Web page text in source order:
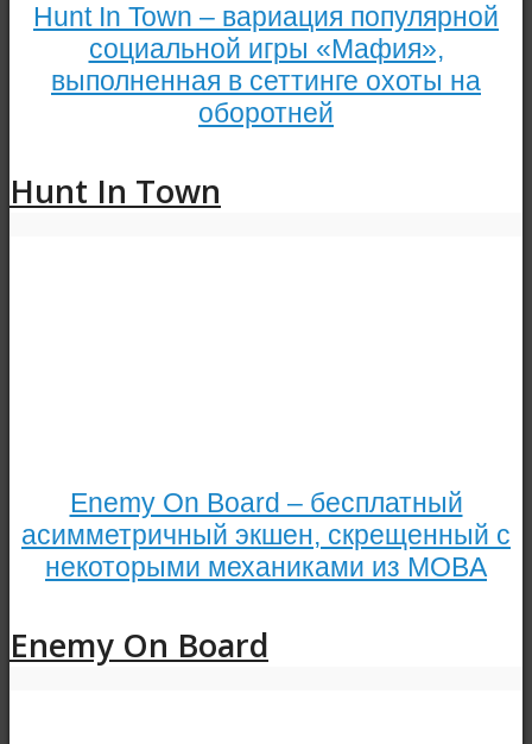
Hunt In Town – вариация популярной
социальной игры «Мафия»,
выполненная в сеттинге охоты на
оборотней
Hunt In Town
Enemy On Board – бесплатный
асимметричный экшен, скрещенный с
некоторыми механиками из MOBA
Enemy On Board